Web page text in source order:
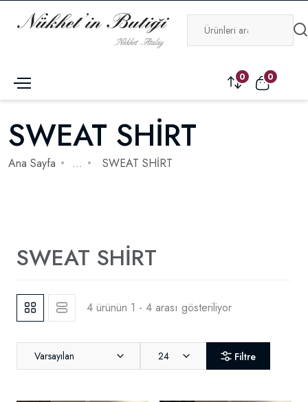
0 0
SWEAT SHİRT
Ana Sayfa ... SWEAT SHİRT
SWEAT SHİRT
4 ürünün 1 - 4 arası gösteriliyor
Varsayılan 24 Filtre